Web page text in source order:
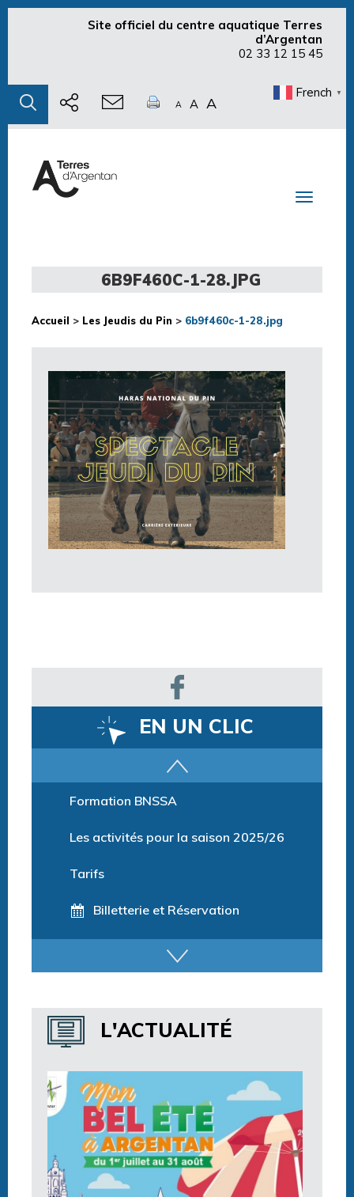
Site officiel du centre aquatique Terres
d’Argentan
02 33 12 15 45
A A A
French ▼
Toggle
6B9F460C-1-28.JPG
Accueil > Les Jeudis du Pin > 6b9f460c-1-28.jpg
EN UN CLIC
Parcours training
Horaires espace détente
Horaires centre aquatique
L'ACTUALITÉ